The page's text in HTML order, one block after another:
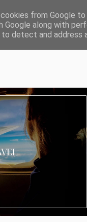
DATENSCHUTZ
from Google
Google along with
detect and address